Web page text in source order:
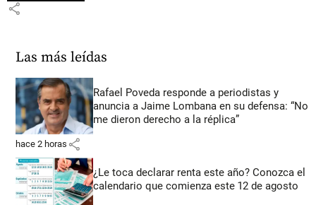
share
Las más leídas
Rafael Poveda responde a periodistas y
anuncia a Jaime Lombana en su defensa: “No
me dieron derecho a la réplica”
hace 2 horas share
¿Le toca declarar renta este año? Conozca el
calendario que comienza este 12 de agosto